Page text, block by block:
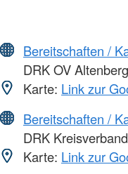
Bereitschaften /
DRK OV
Karte: Link zur
Bereitschaften /
DRK
Karte: Link zur